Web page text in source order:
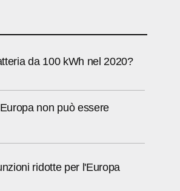
da 100 kWh nel 2020?
non può essere
ridotte per l'Europa